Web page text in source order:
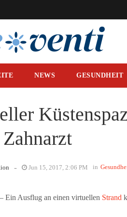
NEWS GESUNDHEIT
- Jun 15, 2017, 2:06 PM in
Ein Ausflug an einen virtuellen Strand